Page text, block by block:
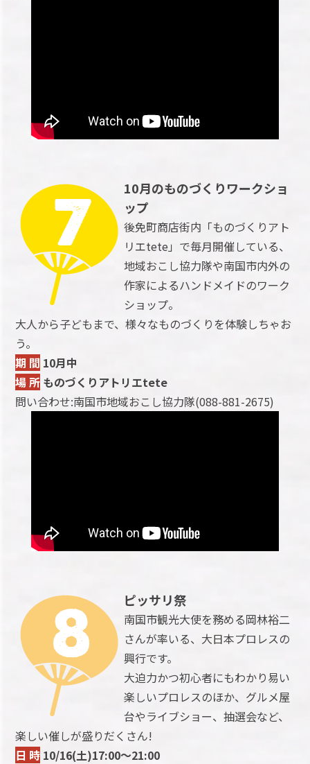
10月のものづくりワークショ
ップ
後免町商店街内「ものづくりアト
リエtete」で毎月開催している、
地域おこし協力隊や南国市内外の
作家によるハンドメイドのワーク
ショップ。
大人から子どもまで、様々なものづくりを体験しちゃお
う。
期 間 10月中
場 所 ものづくりアトリエtete
問い合わせ:南国市地域おこし協力隊(088-881-2675)
ピッサリ祭
南国市観光大使を務める岡林裕二
さんが率いる、大日本プロレスの
興行です。
大迫力かつ初心者にもわかり易い
楽しいプロレスのほか、グルメ屋
台やライブショー、抽選会など、
楽しい催しが盛りだくさん!
日 時 10/16(土)17:00～21:00